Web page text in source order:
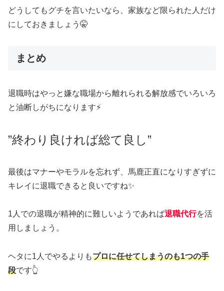
どうしてもグチを言いたいなら、家族など限られた人だけ
にしておきましょう🤫
まとめ
退職時はやっと嫌な職場から離れられる解放感でいろいろ
と油断しがちになります⚡
”終わり良ければ総て良し”
最後はマナーやモラルを忘れず、馬鹿正直になりすぎずに
キレイに退職できると良いですね✨
1人での退職が精神的に難しいようであれば退職代行を活
用しましょう。
ヘタに1人でやるよりもプロに任せてしまうのも1つの手
段です👆